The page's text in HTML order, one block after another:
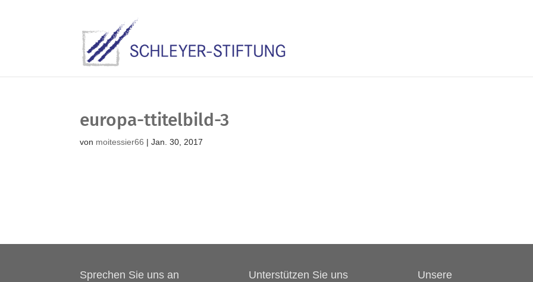
europa-ttitelbild-3
von moitessier66 |Jan. 30, 2017
Sprechen Sie uns an Unterstützen Sie uns
Unsere